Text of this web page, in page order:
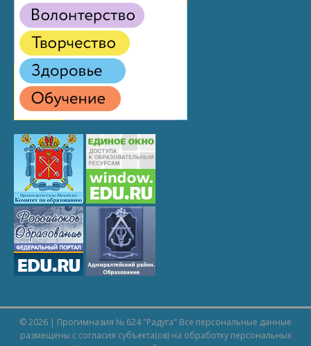
© 2026 | Прогимназия № 624 "Радуга" Все персональные данные
размещены с согласия субъекта(ов) на обработку персональных